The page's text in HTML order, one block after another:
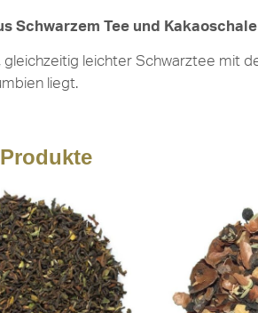
Schwarzem Tee und Kakaoschale
gleichzeitig leichter Schwarztee mit
liegt.